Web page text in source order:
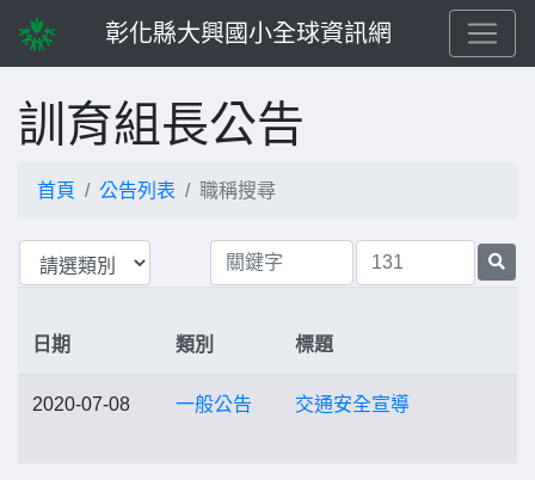
彰化縣大興國小全球資訊網
訓育組長公告
首頁 公告列表 職稱搜尋
日期 類別 標題
2020-07-08 一般公告 交通安全宣導